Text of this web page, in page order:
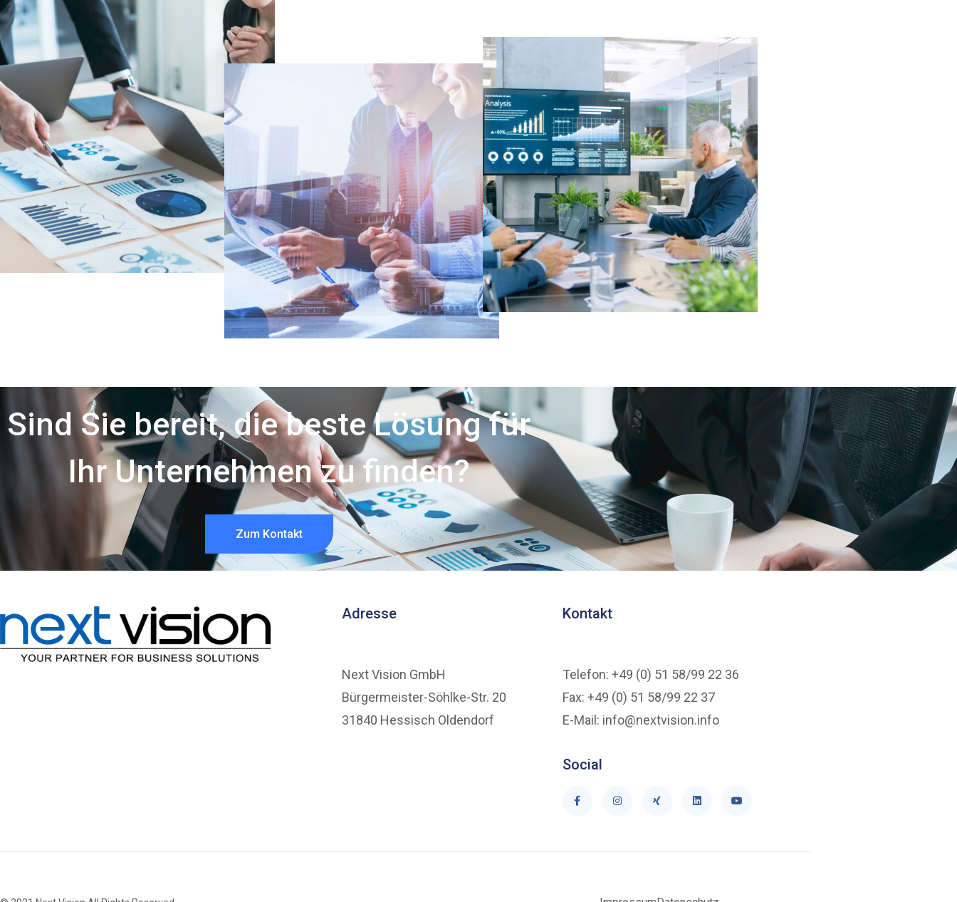
Sind Sie bereit, die beste Lösung für
Ihr Unternehmen zu finden?
Zum Kontakt
Adresse
Next Vision GmbH
Bürgermeister-Söhlke-Str. 20
31840 Hessisch Oldendorf
Kontakt
Telefon: +49 (0) 51 58/99 22 36
Fax: +49 (0) 51 58/99 22 37
E-Mail: info@nextvision.info
Social